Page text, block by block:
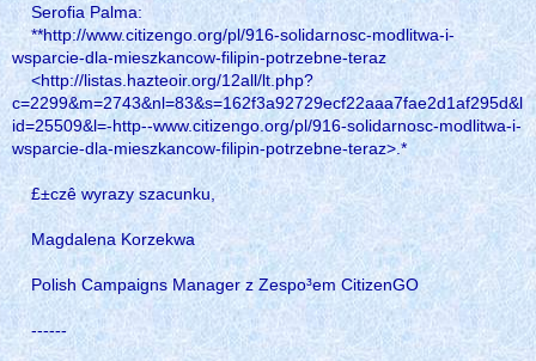
Serofia Palma:
**http://www.citizengo.org/pl/916-solidarnosc-modlitwa-i-
wsparcie-dla-mieszkancow-filipin-potrzebne-teraz
<http://listas.hazteoir.org/12all/lt.php?
c=2299&m=2743&nl=83&s=162f3a92729ecf22aaa7fae2d1af295d&l
id=25509&l=-http--www.citizengo.org/pl/916-solidarnosc-modlitwa-i-
wsparcie-dla-mieszkancow-filipin-potrzebne-teraz>.*
£±czê wyrazy szacunku,
Magdalena Korzekwa
Polish Campaigns Manager z Zespo³em CitizenGO
------